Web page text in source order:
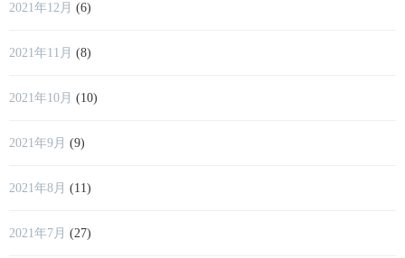
2021年12月 (6)
2021年11月 (8)
2021年10月 (10)
2021年9月 (9)
2021年8月 (11)
2021年7月 (27)